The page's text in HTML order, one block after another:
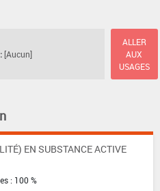
[Aucun]
ALLER
AUX
USAGES
EN SUBSTANCE ACTIVE
: 100 %